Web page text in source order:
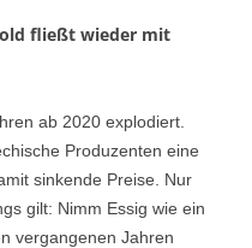
fließt wieder mit
ab 2020 explodiert.
Produzenten eine
sinkende Preise. Nur
gilt: Nimm Essig wie ein
vergangenen Jahren